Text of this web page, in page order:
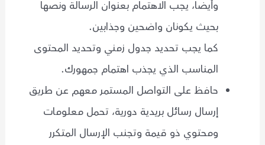
وأيضا، يجب الاهتمام بعنوان الرسالة ونصها
بحيث يكونان واضحين وجذابين.
كما يجب تحديد جدول زمني وتحديد المحتوى
المناسب الذي يجذب اهتمام جمهورك.
حافظ على التواصل المستمر معهم عن طريق
إرسال رسائل بريدية دورية، تحمل معلومات
ومحتوي ذو قيمة وتجنب الإرسال المتكرر